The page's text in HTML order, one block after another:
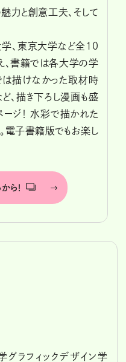
力と創意工夫、そして
、東京大学など全10
、書籍では各大学の学
は描けなかった取材時
、描き下ろし漫画も盛
ージ！ 水彩で描かれた
電子書籍版でもお楽し
ら！
ラフィックデザイン学